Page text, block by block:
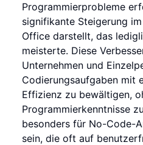
Programmierprobleme
signifikante Steigerung
Office darstellt, das
meisterte. Diese
Unternehmen und
Codierungsaufgaben mit
Effizienz zu bewältigen,
Programmierkenntnisse
besonders für No-Code-
sein, die oft auf